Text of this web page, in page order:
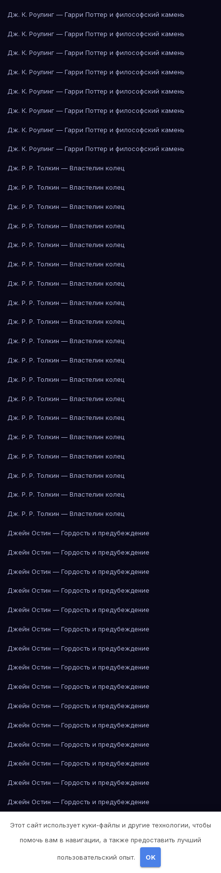
Дж. К. Роулинг — Гарри Поттер и философский камень
Дж. К. Роулинг — Гарри Поттер и философский камень
Дж. К. Роулинг — Гарри Поттер и философский камень
Дж. К. Роулинг — Гарри Поттер и философский камень
Дж. К. Роулинг — Гарри Поттер и философский камень
Дж. К. Роулинг — Гарри Поттер и философский камень
Дж. К. Роулинг — Гарри Поттер и философский камень
Дж. К. Роулинг — Гарри Поттер и философский камень
Дж. Р. Р. Толкин — Властелин колец
Дж. Р. Р. Толкин — Властелин колец
Дж. Р. Р. Толкин — Властелин колец
Дж. Р. Р. Толкин — Властелин колец
Дж. Р. Р. Толкин — Властелин колец
Дж. Р. Р. Толкин — Властелин колец
Дж. Р. Р. Толкин — Властелин колец
Дж. Р. Р. Толкин — Властелин колец
Дж. Р. Р. Толкин — Властелин колец
Дж. Р. Р. Толкин — Властелин колец
Дж. Р. Р. Толкин — Властелин колец
Дж. Р. Р. Толкин — Властелин колец
Дж. Р. Р. Толкин — Властелин колец
Дж. Р. Р. Толкин — Властелин колец
Дж. Р. Р. Толкин — Властелин колец
Дж. Р. Р. Толкин — Властелин колец
Дж. Р. Р. Толкин — Властелин колец
Дж. Р. Р. Толкин — Властелин колец
Дж. Р. Р. Толкин — Властелин колец
Джейн Остин — Гордость и предубеждение
Джейн Остин — Гордость и предубеждение
Джейн Остин — Гордость и предубеждение
Джейн Остин — Гордость и предубеждение
Джейн Остин — Гордость и предубеждение
Джейн Остин — Гордость и предубеждение
Джейн Остин — Гордость и предубеждение
Джейн Остин — Гордость и предубеждение
Джейн Остин — Гордость и предубеждение
Джейн Остин — Гордость и предубеждение
Джейн Остин — Гордость и предубеждение
Джейн Остин — Гордость и предубеждение
Джейн Остин — Гордость и предубеждение
Джейн Остин — Гордость и предубеждение
Джейн Остин — Гордость и предубеждение
Джейн Остин — Гордость и предубеждение
Джейн Остин — Гордость и предубеждение
Джейн Остин — Гордость и предубеждение
Этот сайт использует куки-файлы и другие технологии, чтобы
помочь вам в навигации, а также предоставить лучший
пользовательский опыт. OK